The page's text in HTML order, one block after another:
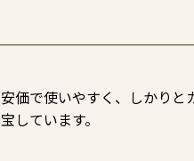
安価で使いやすく、しかりと
宝しています。